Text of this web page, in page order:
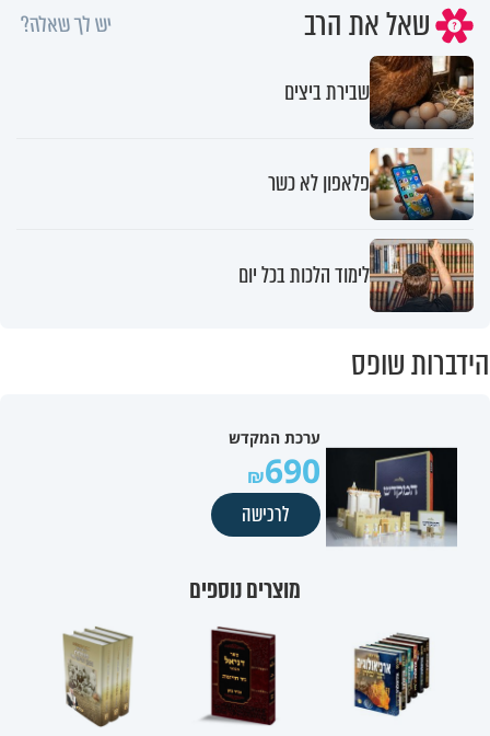
שאל את הרב יש לך שאלה?
שבירת ביצים
פלאפון לא כשר
לימוד הלכות בכל יום
הידברות שופס
ערכת המקדש
690
לרכישה
מוצרים נוספים